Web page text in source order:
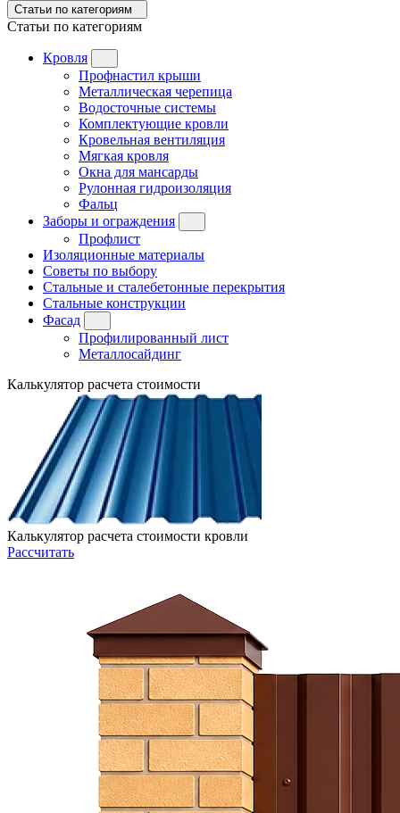
Статьи по категориям
Статьи по категориям
Кровля
Профнастил крыши
Металлическая черепица
Водосточные системы
Комплектующие кровли
Кровельная вентиляция
Мягкая кровля
Окна для мансарды
Рулонная гидроизоляция
Фальц
Заборы и ограждения
Профлист
Изоляционные материалы
Советы по выбору
Стальные и сталебетонные перекрытия
Стальные конструкции
Фасад
Профилированный лист
Металлосайдинг
Калькулятор расчета стоимости
Калькулятор расчета стоимости кровли
Рассчитать